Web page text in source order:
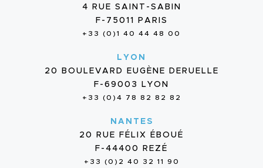
4 RUE SAINT-SABIN
F-75011 PARIS
+33 (0)1 40 44 48 00
LYON
20 BOULEVARD EUGÈNE DERUELLE
F-69003 LYON
+33 (0)4 78 82 82 82
NANTES
20 RUE FÉLIX ÉBOUÉ
F-44400 REZÉ
+33 (0)2 40 32 11 90